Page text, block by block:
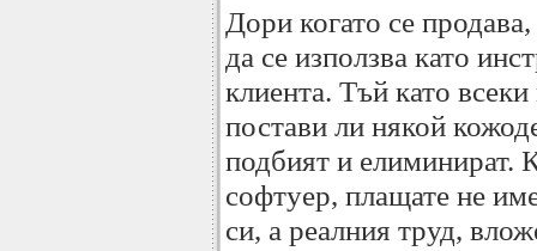
Дори когато се
да се използва като
клиента. Тъй като
постави ли някой
подбият и елиминират.
софтуер, плащате не
си, а реалния труд,